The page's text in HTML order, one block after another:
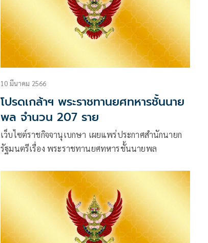
10 มีนาคม 2566
โปรดเกล้าฯ พระราชทานยศทหารชั้นนาย
พล จำนวน 207 ราย
เว็บไซต์ราชกิจจานุเบกษา เผยแพร่ประกาศสำนักนายก
รัฐมนตรีเรื่อง พระราชทานยศทหารชั้นนายพล